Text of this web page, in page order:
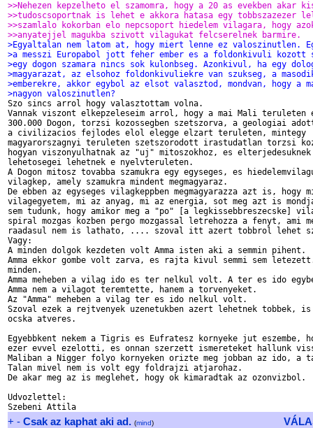
>>Nehezen kepzelheto el szamomra, hogy a 20 as evekben akar
>>tudoscsoportnak is lehet e akkora hatasa egy tobbszazezer
>>szamlalo kokorban elo nepcsoport hiedelem vilagara, hogy
>>anyatejjel magukba szivott vilagukat felcserelnek barmire.
>Egyaltalan nem latom at, hogy miert lenne ez valoszinutlen.
>a messzi Europabol jott feher ember es a foldonkivuli kozott
>egy dogon szamara nincs sok kulonbseg. Azonkivul, ha egy
>magyarazat, az elsohoz foldonkivuliekre van szukseg, a
>emberekre, akkor egybol az elsot valasztod, mondvan, hogy a
>nagyon valoszinutlen?
Szo sincs arrol hogy valasztottam volna.
Vannak viszont elkepzeleseim arrol, hogy a mai Mali teruleten
300.000 Dogon, torzsi kozossegben szetszorva, a geologiai
a civilizacios fejlodes elol elegge elzart teruleten, mintegy
magyarorszagnyi teruleten szetszorodott irastudatlan torzsi
hogyan viszonyulhatnak az "uj" mitoszokhoz, es
lehetosegei lehetnek e nyelvteruleten.
A Dogon mitosz tovabba szamukra egy egyseges, es
vilagkep, amely szamukra mindent megmagyaraz.
De ebben az egyseges vilagkeppben megmagyarazza azt is, hogy
vilagegyetem, mi az anyag, mi az energia, sot meg azt is
sem tudunk, hogy amikor meg a "po" [a legkissebbreszecske]
spiral mozgas kozben pergo mozgassal letrehozza a fenyt, ami
raadasul nem is lathato, .... szoval itt azert tobbrol lehet
Vagy:
A minden dolgok kezdeten volt Amma isten aki a semmin pihent.
Amma ekkor gombe volt zarva, es rajta kivul semmi sem
minden.
Amma meheben a vilag ido es ter nelkul volt. A ter es ido
Amma nem a vilagot teremtette, hanem a torvenyeket.
Az "Amma" meheben a vilag ter es ido nelkul volt.
Szoval ezek a rejtvenyek uzenetukben azert lehetnek tobbek,
ocska atveres.
Egyebbkent nekem a Tigris es Eufratesz kornyeke jut eszembe,
ezer evvel ezelotti, es onnan szerzett ismereteket hallunk
Maliban a Nigger folyo kornyeken orizte meg jobban az ido, a
Talan mivel nem is volt egy foldrajzi atjarohaz.
De akar meg az is meglehet, hogy ok kimaradtak az ozonvizbol.
Udvozlettel:
+ - Csak az kaphat aki ad. (mind)